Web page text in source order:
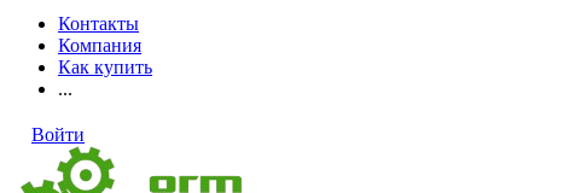
Контакты
Компания
Как купить
...
Войти